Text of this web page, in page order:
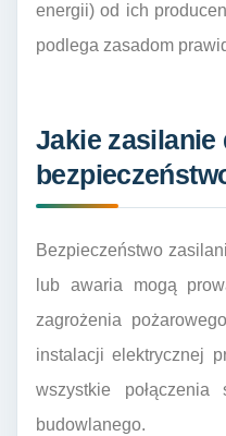
energii) od ich
podlega zasadom
Jakie
Bezpieczeństwo
lub awaria mogą
zagrożenia
instalacji elektrycznej
wszystkie
budowlanego.